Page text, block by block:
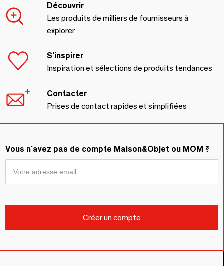
Découvrir
Les produits de milliers de fournisseurs à
explorer
S'inspirer
Inspiration et sélections de produits tendances
Contacter
Prises de contact rapides et simplifiées
Vous n'avez pas de compte Maison&Objet ou MOM ?